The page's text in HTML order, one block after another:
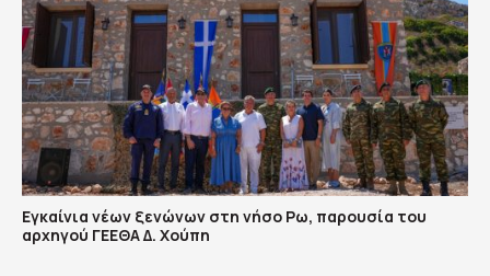
Εγκαίνια νέων ξενώνων στη νήσο Ρω, παρουσία του
αρχηγού ΓΕΕΘΑ Δ. Χούπη